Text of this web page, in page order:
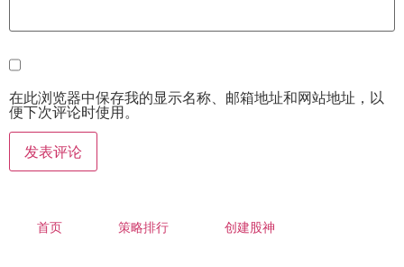
在此浏览器中保存我的显示名称、邮箱地址和网站地址，以
便下次评论时使用。
首页 策略排行 创建股神